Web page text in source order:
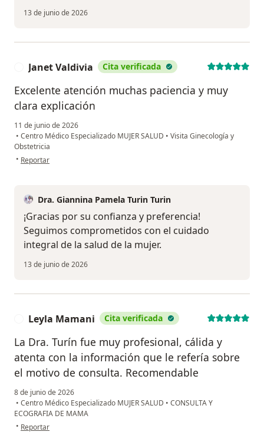
13 de junio de 2026
Janet Valdivia Cita verificada
Excelente atención muchas paciencia y muy
clara explicación
11 de junio de 2026
• Centro Médico Especializado MUJER SALUD • Visita Ginecología y
Obstetricia
• en opinión del usuario Janet Valdivia
Reportar
Dra. Giannina Pamela Turin Turin
¡Gracias por su confianza y preferencia!
Seguimos comprometidos con el cuidado
integral de la salud de la mujer.
13 de junio de 2026
Leyla Mamani Cita verificada
La Dra. Turín fue muy profesional, cálida y
atenta con la información que le refería sobre
el motivo de consulta. Recomendable
8 de junio de 2026
• Centro Médico Especializado MUJER SALUD • CONSULTA Y
ECOGRAFIA DE MAMA
• en opinión del usuario Leyla Mamani
Reportar